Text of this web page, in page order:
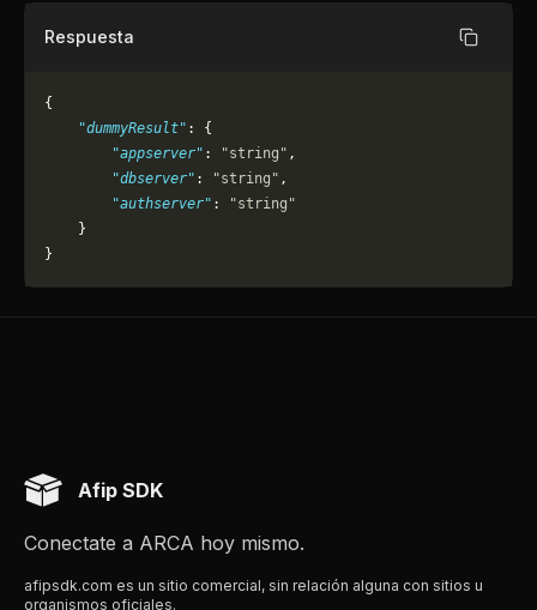
Respuesta Copiar
{
    "dummyResult"
: {
        "appserver"
: "string" ,
        "dbserver"
: "string" ,
        "authserver"
:
"string"
    }
}
Afip SDK
Conectate a ARCA hoy mismo.
afipsdk.com es un sitio comercial, sin relación alguna con sitios u
organismos oficiales.